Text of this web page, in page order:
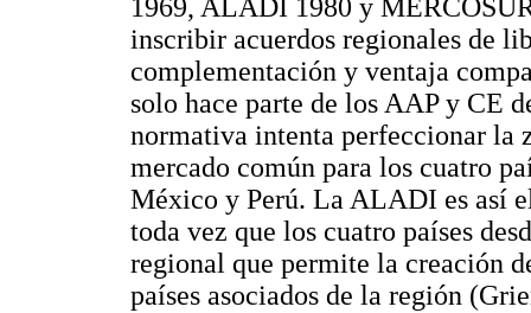
1969, ALADI 1980 y
inscribir acuerdos regionales de
complementación y ventaja
solo hace parte de los AAP y CE
normativa intenta perfeccionar la
mercado común para los cuatro
México y Perú. La ALADI es así
toda vez que los cuatro países
regional que permite la creación
países asociados de la región